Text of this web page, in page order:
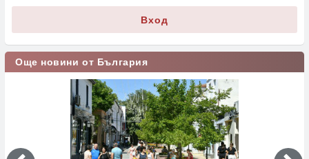
Вход
Още новини от България